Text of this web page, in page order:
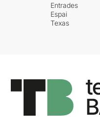
Entrades
Espai
Texas